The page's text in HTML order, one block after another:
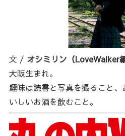
文 / オシミリン（LoveWalker
大阪生まれ。
趣味は読書と写真を撮ること
いしいお酒を飲むこと。